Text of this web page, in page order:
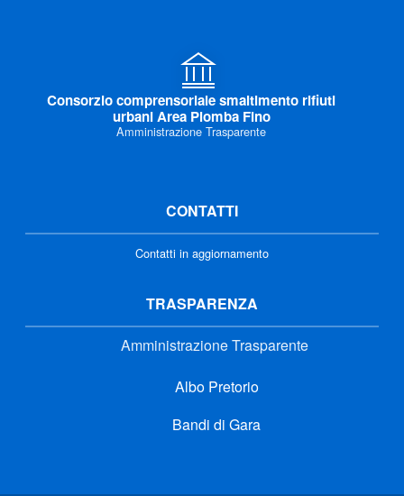
Consorzio comprensoriale smaltimento rifiuti
urbani Area Piomba Fino
Amministrazione Trasparente
CONTATTI
Contatti in aggiornamento
TRASPARENZA
Amministrazione Trasparente
Albo Pretorio
Bandi di Gara